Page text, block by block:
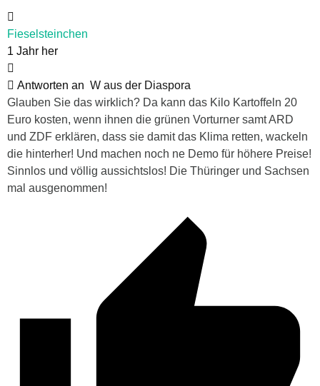
Fieselsteinchen
1 Jahr her
Antworten an W aus der Diaspora
Glauben Sie das wirklich? Da kann das Kilo Kartoffeln 20
Euro kosten, wenn ihnen die grünen Vorturner samt ARD
und ZDF erklären, dass sie damit das Klima retten, wackeln
die hinterher! Und machen noch ne Demo für höhere Preise!
Sinnlos und völlig aussichtslos! Die Thüringer und Sachsen
mal ausgenommen!